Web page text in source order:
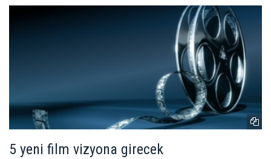
5 yeni film vizyona girecek